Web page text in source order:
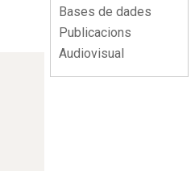
Bases de dades
Publicacions
Audiovisual